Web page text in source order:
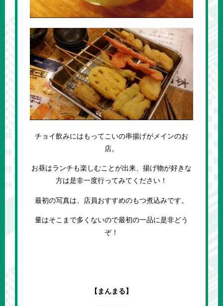
チョイ飲みにはもってこいの串揚げがメインのお
店。
お昼はランチも楽しむことが出来、揚げ物が好きな
方は是非一度行ってみてください！
最初の写真は、店員おすすめのもつ煮込みです。
量はそこまで多くないので最初の一品に是非どう
ぞ！
【まんまる】